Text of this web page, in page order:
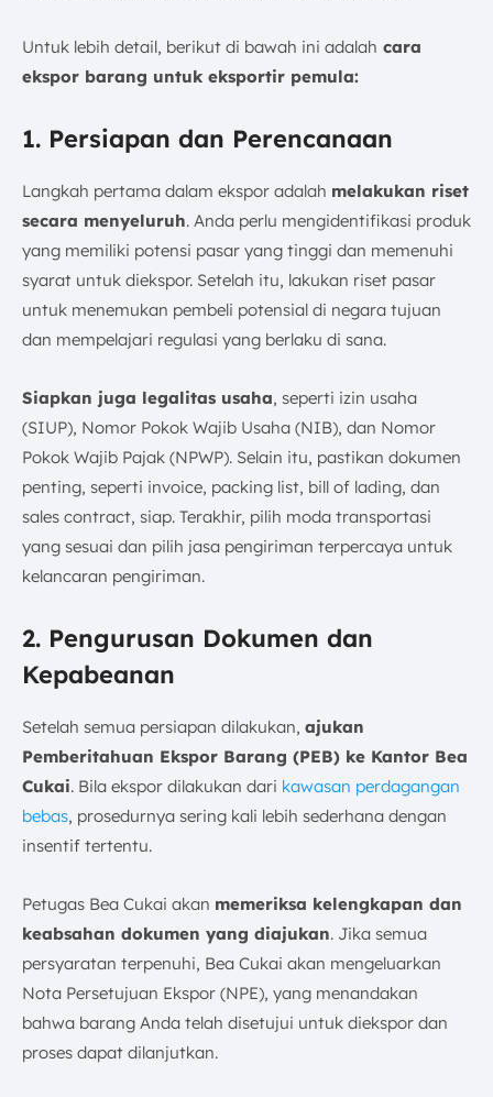
Untuk lebih detail, berikut di bawah ini adalah cara
ekspor barang untuk eksportir pemula:
1. Persiapan dan Perencanaan
Langkah pertama dalam ekspor adalah melakukan riset
secara menyeluruh. Anda perlu mengidentifikasi produk
yang memiliki potensi pasar yang tinggi dan memenuhi
syarat untuk diekspor. Setelah itu, lakukan riset pasar
untuk menemukan pembeli potensial di negara tujuan
dan mempelajari regulasi yang berlaku di sana.
Siapkan juga legalitas usaha, seperti izin usaha
(SIUP), Nomor Pokok Wajib Usaha (NIB), dan Nomor
Pokok Wajib Pajak (NPWP). Selain itu, pastikan dokumen
penting, seperti invoice, packing list, bill of lading, dan
sales contract, siap. Terakhir, pilih moda transportasi
yang sesuai dan pilih jasa pengiriman terpercaya untuk
kelancaran pengiriman.
2. Pengurusan Dokumen dan
Kepabeanan
Setelah semua persiapan dilakukan, ajukan
Pemberitahuan Ekspor Barang (PEB) ke Kantor Bea
Cukai. Bila ekspor dilakukan dari kawasan perdagangan
bebas, prosedurnya sering kali lebih sederhana dengan
insentif tertentu.
Petugas Bea Cukai akan memeriksa kelengkapan dan
keabsahan dokumen yang diajukan. Jika semua
persyaratan terpenuhi, Bea Cukai akan mengeluarkan
Nota Persetujuan Ekspor (NPE), yang menandakan
bahwa barang Anda telah disetujui untuk diekspor dan
proses dapat dilanjutkan.